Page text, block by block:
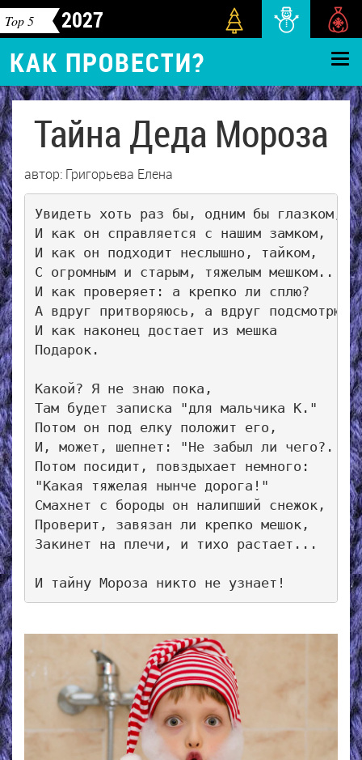
Top 5 2027
КАК ПРОВЕСТИ?
Тайна Деда Мороза
автор: Григорьева Елена
Увидеть хоть раз бы, одним бы глазком,
И как он справляется с нашим замком,
И как он подходит неслышно, тайком,
С огромным и старым, тяжелым мешком...
И как проверяет: а крепко ли сплю?
А вдруг притворяюсь, а вдруг подсмотрю?
И как наконец достает из мешка
Подарок.
Какой? Я не знаю пока,
Там будет записка "для мальчика К."
Потом он под елку положит его,
И, может, шепнет: "Не забыл ли чего?.."
Потом посидит, повздыхает немного:
"Какая тяжелая нынче дорога!"
Смахнет с бороды он налипший снежок,
Проверит, завязан ли крепко мешок,
Закинет на плечи, и тихо растает...